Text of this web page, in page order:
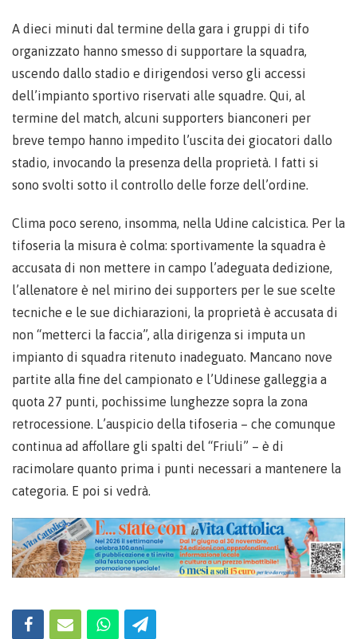
A dieci minuti dal termine della gara i gruppi di tifo
organizzato hanno smesso di supportare la squadra,
uscendo dallo stadio e dirigendosi verso gli accessi
dell’impianto sportivo riservati alle squadre. Qui, al
termine del match, alcuni supporters bianconeri per
breve tempo hanno impedito l’uscita dei giocatori dallo
stadio, invocando la presenza della proprietà. I fatti si
sono svolti sotto il controllo delle forze dell’ordine.
Clima poco sereno, insomma, nella Udine calcistica. Per la
tifoseria la misura è colma: sportivamente la squadra è
accusata di non mettere in campo l’adeguata dedizione,
l’allenatore è nel mirino dei supporters per le sue scelte
tecniche e le sue dichiarazioni, la proprietà è accusata di
non “metterci la faccia”, alla dirigenza si imputa un
impianto di squadra ritenuto inadeguato. Mancano nove
partite alla fine del campionato e l’Udinese galleggia a
quota 27 punti, pochissime lunghezze sopra la zona
retrocessione. L’auspicio della tifoseria – che comunque
continua ad affollare gli spalti del “Friuli” – è di
racimolare quanto prima i punti necessari a mantenere la
categoria. E poi si vedrà.